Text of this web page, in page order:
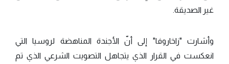
غير الصديقة.
وأشارت "زاخاروفا" إلى أنّ الأجندة المناهضة لروسيا التي
انعكست في القرار الذي يتجاهل التصويت الشرعي الذي تم